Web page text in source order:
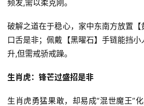
频发,需以柔克刚。
破解之道在于稳心，家中东南方放置
口舌是非；佩戴【黑曜石】手链能挡
升,但需戒骄戒躁。
生肖虎：锋芒过盛招是非
生肖虎勇猛果敢，却易成“混世魔王”